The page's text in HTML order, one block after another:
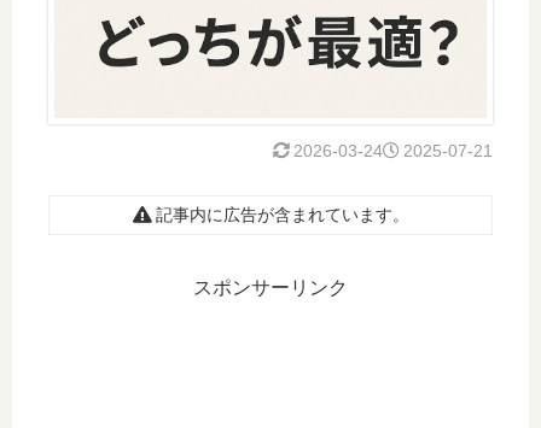
2025-07-21
2026-03-24
記事内に広告が含まれています。
スポンサーリンク